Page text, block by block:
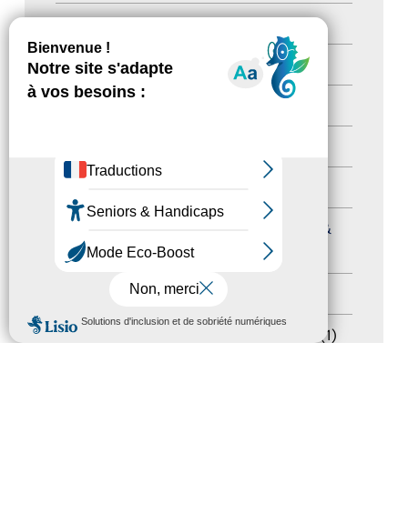
MENU
Newsetter(6)
Newsletter pro
Journées nationales Tourisme &
Handicap(5)
Salons(11)
(1)